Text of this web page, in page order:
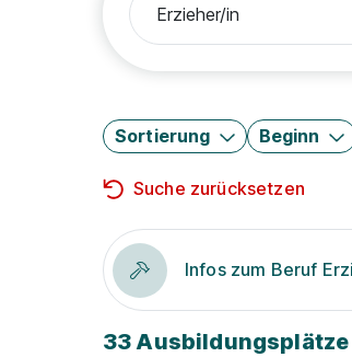
Sortierung Beginn
Suche zurücksetzen
Infos zum Beruf
33 Ausbildungsplätze